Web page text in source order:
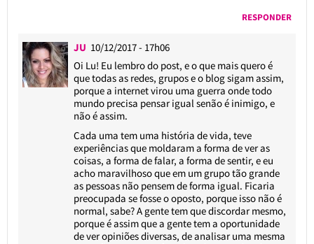
RESPONDER
JU 10/12/2017 - 17h06
Oi Lu! Eu lembro do post, e o que mais quero é
que todas as redes, grupos e o blog sigam assim,
porque a internet virou uma guerra onde todo
mundo precisa pensar igual senão é inimigo, e
não é assim.
Cada uma tem uma história de vida, teve
experiências que moldaram a forma de ver as
coisas, a forma de falar, a forma de sentir, e eu
acho maravilhoso que em um grupo tão grande
as pessoas não pensem de forma igual. Ficaria
preocupada se fosse o oposto, porque isso não é
normal, sabe? A gente tem que discordar mesmo,
porque é assim que a gente tem a oportunidade
de ver opiniões diversas, de analisar uma mesma